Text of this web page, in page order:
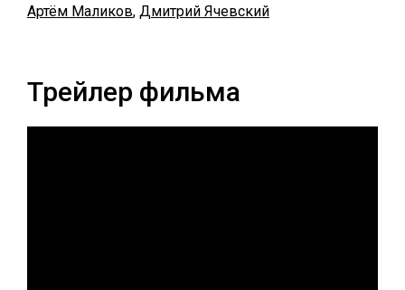
Артём Маликов, Дмитрий Ячевский
Трейлер фильма